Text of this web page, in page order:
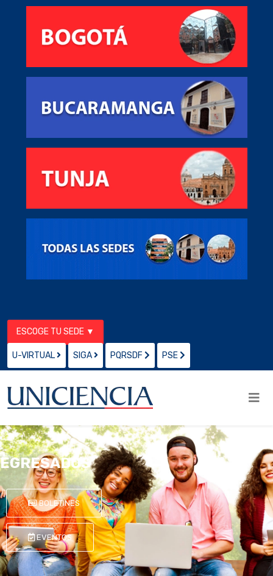
ESCOGE TU SEDE ▼
U-VIRTUAL SIGA PQRSDF PSE
EGRESADOS
BOLETINES
EVENTOS